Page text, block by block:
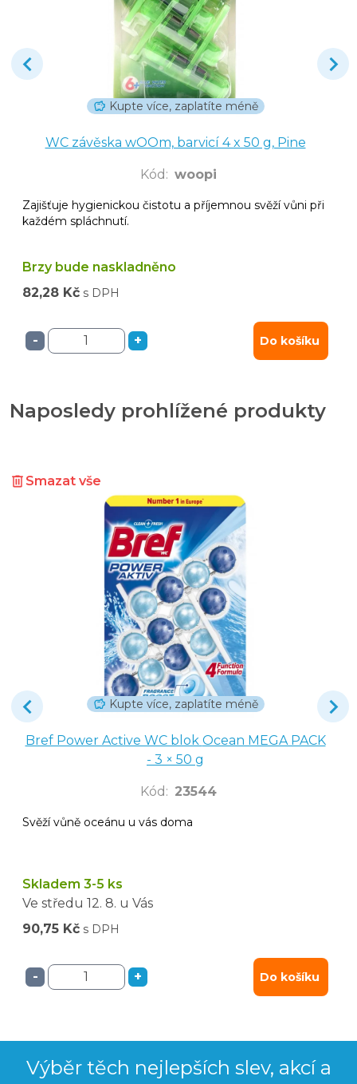
Kupte více, zaplatíte méně
WC závěska wOOm, barvicí 4 x 50 g, Pine
Kód : woopi
Zajišťuje hygienickou čistotu a příjemnou svěží vůni při
každém spláchnutí.
Brzy bude naskladněno
82,28 Kč s DPH
- + Do košíku
Naposledy prohlížené produkty
Smazat vše
Kupte více, zaplatíte méně
Bref Power Active WC blok Ocean MEGA PACK
- 3 × 50 g
Kód : 23544
Svěží vůně oceánu u vás doma
Skladem 3-5 ks
Ve středu 12. 8. u Vás
90,75 Kč s DPH
- + Do košíku
Výběr těch nejlepších slev, akcí a